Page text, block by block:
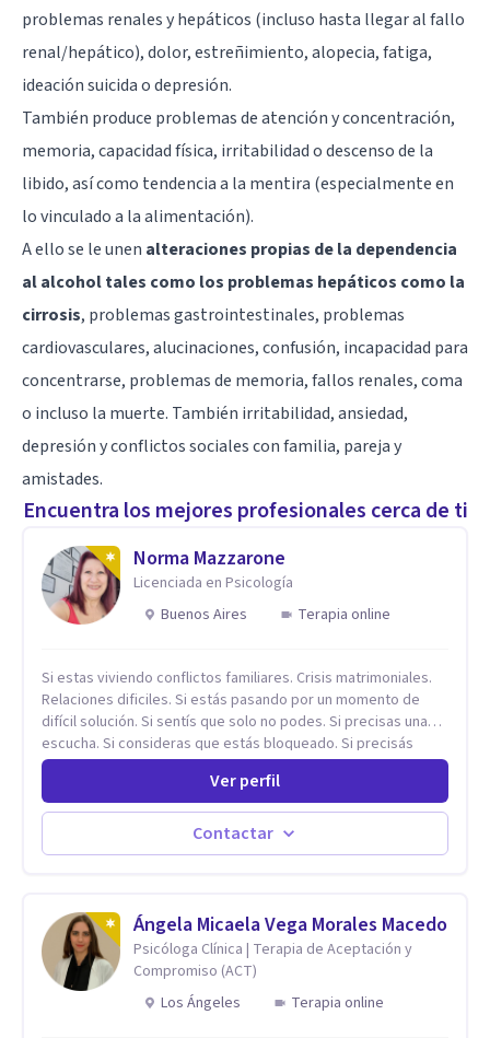
problemas renales y hepáticos (incluso hasta llegar al fallo
renal/hepático), dolor, estreñimiento, alopecia, fatiga,
ideación suicida o depresión.
También produce problemas de atención y concentración,
memoria, capacidad física, irritabilidad o descenso de la
libido, así como tendencia a la mentira (especialmente en
lo vinculado a la alimentación).
A ello se le unen alteraciones propias de la dependencia
al alcohol tales como los problemas hepáticos como la
cirrosis, problemas gastrointestinales, problemas
cardiovasculares, alucinaciones, confusión, incapacidad para
concentrarse, problemas de memoria, fallos renales, coma
o incluso la muerte. También irritabilidad, ansiedad,
depresión y conflictos sociales con familia, pareja y
amistades.
Encuentra los mejores profesionales cerca de ti
Norma Mazzarone
Licenciada en Psicología
Buenos Aires
Terapia online
Si estas viviendo conflictos familiares. Crisis matrimoniales.
Relaciones dificiles. Si estás pasando por un momento de
difícil solución. Si sentís que solo no podes. Si precisas una
escucha. Si consideras que estás bloqueado. Si precisás
comprensión. Si no logras definir proyectos, objetivos,
sueños, deseos. Si pensás que lo que te pasa no es tan
grave, pero podría ayudar. Si estás en adicciones y tu
intención es hacer algo con lo que te está pasando. No dudes
en comunicarte a fin de comenzar a resolver la situación que
Ver perfil
Contactar
Ángela Micaela Vega Morales Macedo
Psicóloga Clínica | Terapia de Aceptación y
Compromiso (ACT)
Los Ángeles
Terapia online